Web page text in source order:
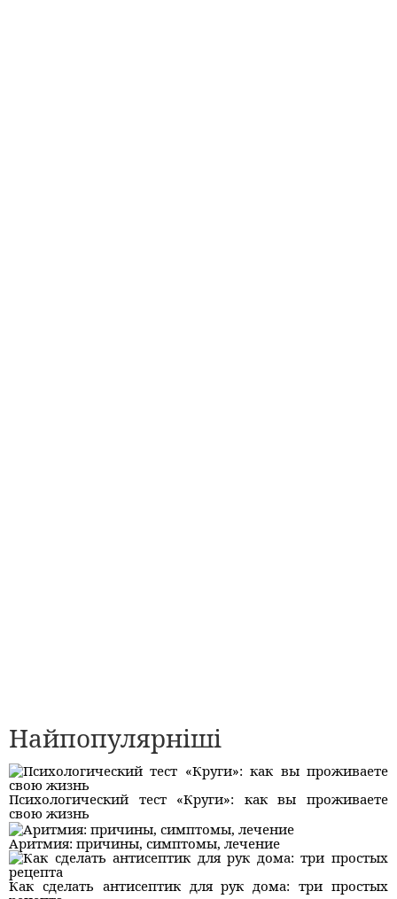
Найпопулярніші
Психологический тест «Круги»: как вы проживаете
свою жизнь
Аритмия: причины, симптомы, лечение
Как сделать антисептик для рук дома: три простых